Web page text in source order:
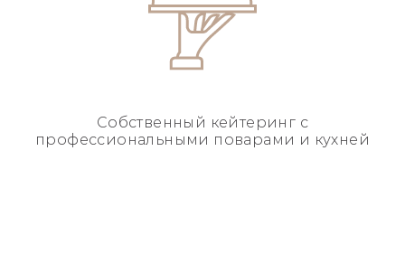
Собственный кейтеринг с
профессиональными поварами и кухней